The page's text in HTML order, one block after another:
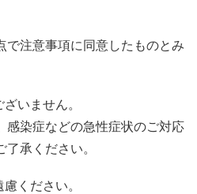
で注意事項に同意したものとみ
いません。
染症などの急性症状のご対応
承ください。
ください。